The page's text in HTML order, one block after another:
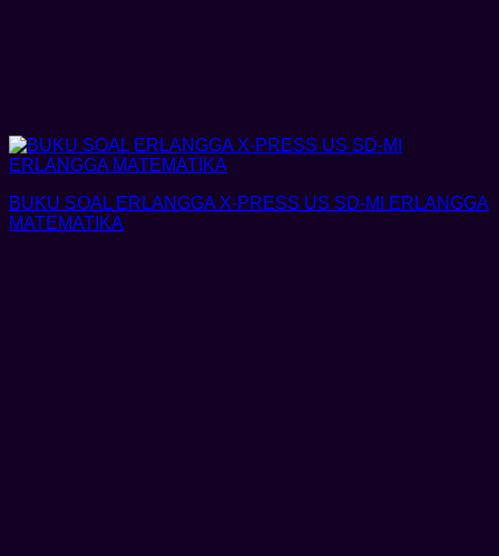
BUKU SOAL ERLANGGA X-PRESS US SD-MI ERLANGGA
MATEMATIKA